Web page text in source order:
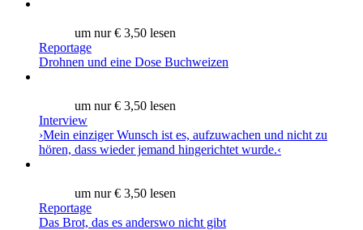
um nur € 3,50 lesen
Reportage
Drohnen und eine Dose Buchweizen
um nur € 3,50 lesen
Interview
›Mein einziger Wunsch ist es, aufzuwachen und nicht zu
hören, dass wieder jemand hingerichtet wurde.‹
um nur € 3,50 lesen
Reportage
Das Brot, das es anderswo nicht gibt